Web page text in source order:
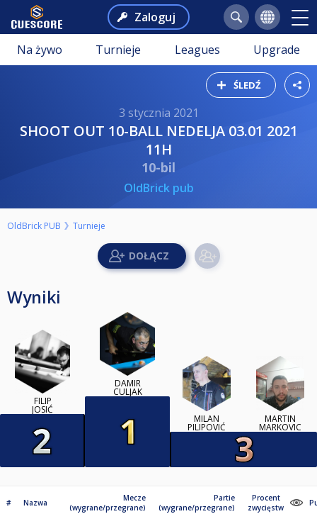
Zaloguj
Na żywo Turnieje Leagues Upgrade
ŚLEDŹ
3 stycznia 2021
SHOOT OUT 10-BALL NEDELJA 03.01 2021
11H
10-bil
OldBrick pub
OldBrick PUB Turnieje
Wyniki
FILIP
JOSIĆ
DAMIR
CULJAK
MILAN
PILIPOVIĆ
MARTIN
MARKOVIC
# Nazwa
Mecze
(wygrane/przegrane)
Partie
(wygrane/przegrane)
Procent
zwycięstw